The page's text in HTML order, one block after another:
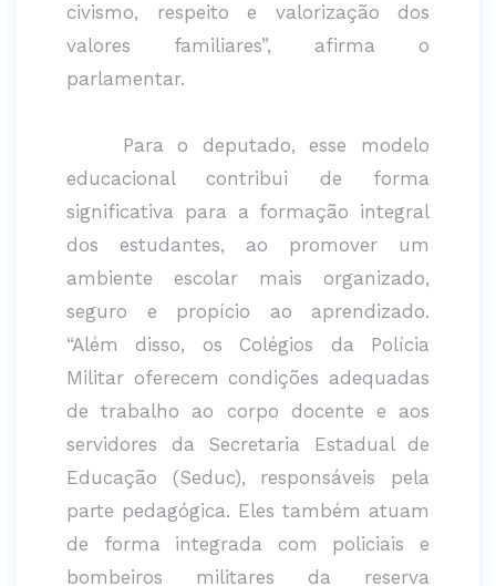
civismo, respeito e valorização dos
valores familiares”, afirma o
parlamentar.
Para o deputado, esse modelo
educacional contribui de forma
significativa para a formação integral
dos estudantes, ao promover um
ambiente escolar mais organizado,
seguro e propício ao aprendizado.
“Além disso, os Colégios da Polícia
Militar oferecem condições adequadas
de trabalho ao corpo docente e aos
servidores da Secretaria Estadual de
Educação (Seduc), responsáveis pela
parte pedagógica. Eles também atuam
de forma integrada com policiais e
bombeiros militares da reserva